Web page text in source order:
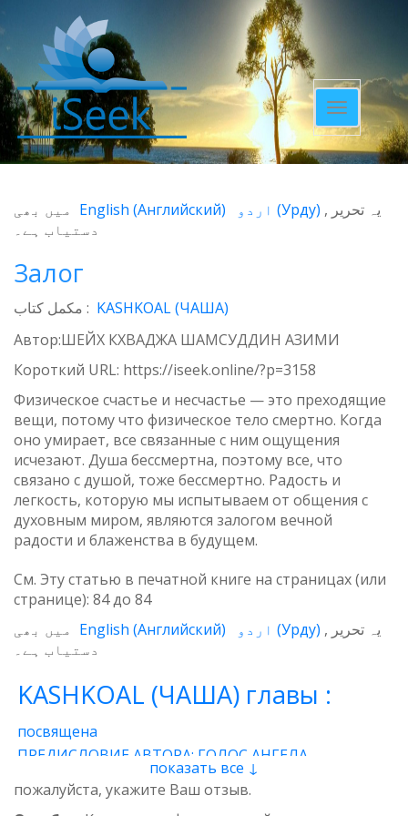
Toggle
navigation
یہ تحریر (Урду)
English (Английский)
میں بھی
دستیاب ہے۔
Залог
مکمل کتاب : KASHKOAL (ЧАША)
Автор:ШЕЙХ КХВАДЖА ШАМСУДДИН АЗИМИ
Короткий URL: https://iseek.online/?p=3158
Физическое счастье и несчастье — это преходящие
вещи, потому что физическое тело смертно. Когда
оно умирает, все связанные с ним ощущения
исчезают. Душа бессмертна, поэтому все, что
связано с душой, тоже бессмертно. Радость и
легкость, которую мы испытываем от общения с
духовным миром, являются залогом вечной
радости и блаженства в будущем.
См. Эту статью в печатной книге на страницах (или
странице): 84до 84
یہ تحریر
(Урду)
English (Английский)
میں بھی
دستیاب ہے۔
KASHKOAL (ЧАША) главы :
посвящена
ПРЕДИСЛОВИЕ АВТОРА: ГОЛОС АНГЕЛА
1 - Энергия
2 - Атом 3 - Восток и Запад
4 - Пространственные нити
5 - Звучащая глина
показать все ↓
пожалуйста, укажите Ваш отзыв.